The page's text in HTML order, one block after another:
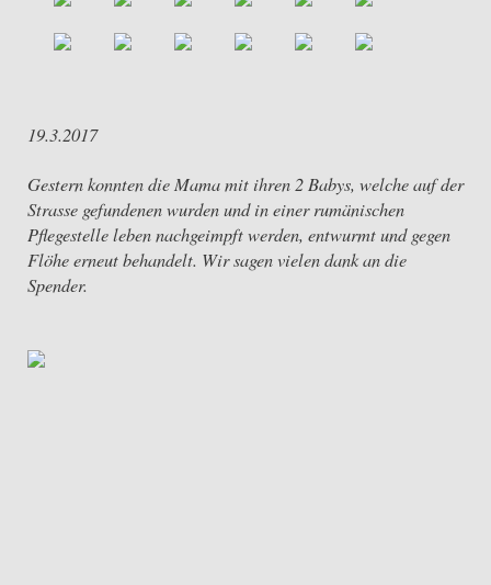
19.3.2017
Gestern konnten die Mama mit ihren 2 Babys, welche auf der
Strasse gefundenen wurden und in einer rumänischen
Pflegestelle leben nachgeimpft werden, entwurmt und gegen
Flöhe erneut behandelt. Wir sagen vielen dank an die
Spender.